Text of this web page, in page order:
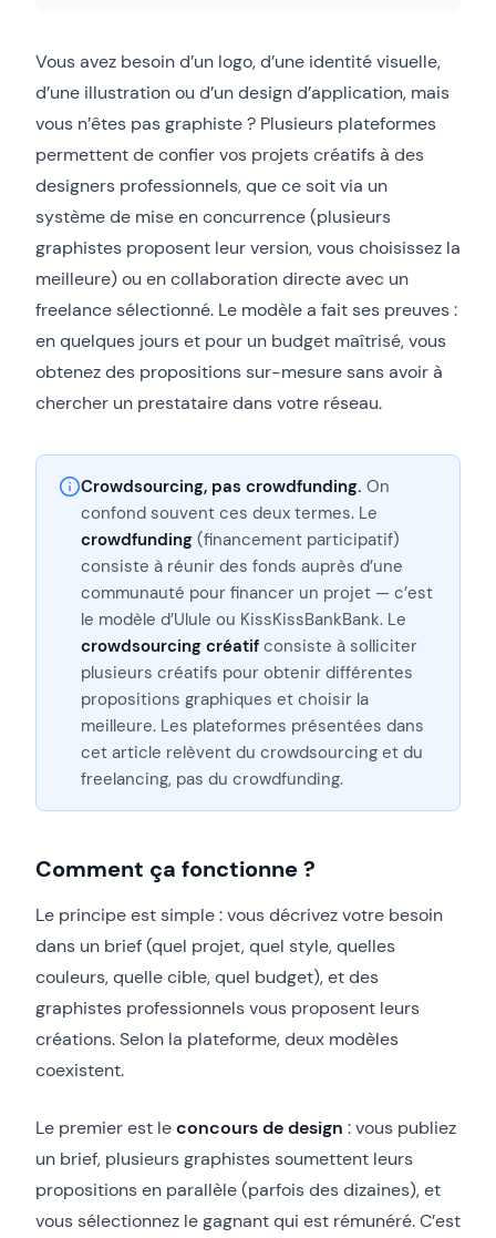
Vous avez besoin d’un logo, d’une identité visuelle,
d’une illustration ou d’un design d’application, mais
vous n’êtes pas graphiste ? Plusieurs plateformes
permettent de confier vos projets créatifs à des
designers professionnels, que ce soit via un
système de mise en concurrence (plusieurs
graphistes proposent leur version, vous choisissez la
meilleure) ou en collaboration directe avec un
freelance sélectionné. Le modèle a fait ses preuves :
en quelques jours et pour un budget maîtrisé, vous
obtenez des propositions sur-mesure sans avoir à
chercher un prestataire dans votre réseau.
Crowdsourcing, pas crowdfunding. On
confond souvent ces deux termes. Le
crowdfunding (financement participatif)
consiste à réunir des fonds auprès d’une
communauté pour financer un projet — c’est
le modèle d’Ulule ou KissKissBankBank. Le
crowdsourcing créatif consiste à solliciter
plusieurs créatifs pour obtenir différentes
propositions graphiques et choisir la
meilleure. Les plateformes présentées dans
cet article relèvent du crowdsourcing et du
freelancing, pas du crowdfunding.
Comment ça fonctionne ?
Le principe est simple : vous décrivez votre besoin
dans un brief (quel projet, quel style, quelles
couleurs, quelle cible, quel budget), et des
graphistes professionnels vous proposent leurs
créations. Selon la plateforme, deux modèles
coexistent.
Le premier est leconcours de design : vous publiez
un brief, plusieurs graphistes soumettent leurs
propositions en parallèle (parfois des dizaines), et
vous sélectionnez le gagnant qui est rémunéré. C’est